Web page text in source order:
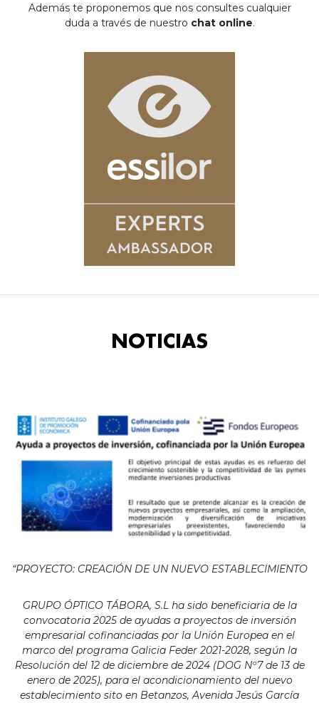
Además te proponemos que nos consultes cualquier
duda a través de nuestro chat online.
NOTICIAS
“PROYECTO: CREACIÓN DE UN NUEVO ESTABLECIMIENTO
GRUPO ÓPTICO TÁBORA, S.L ha sido beneficiaria de la
convocatoria 2025 de ayudas a proyectos de inversión
empresarial cofinanciadas por la Unión Europea en el
marco del programa Galicia Feder 2021-2028, según la
Resolución del 12 de diciembre de 2024 (DOG Nº7 de 13 de
enero de 2025), para el acondicionamiento del nuevo
establecimiento sito en Betanzos, Avenida Jesús García